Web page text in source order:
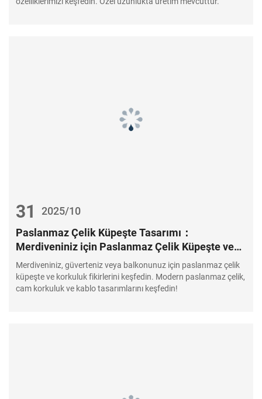
Paslanmaz Çelik Küpeşte Tasarımı：
Merdiveniniz için Paslanmaz Çelik Küpeşte ve
Korkuluk Fikirleri
Merdiveniniz, güverteniz veya balkonunuz için paslanmaz çelik
küpeşte ve korkuluk fikirlerini keşfedin. Modern paslanmaz çelik,
cam korkuluk ve kablo tasarımlarını keşfedin!
31 2025/10